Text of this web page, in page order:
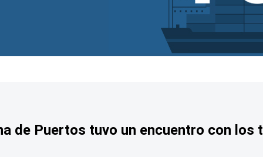
de Puertos tuvo un encuentro con